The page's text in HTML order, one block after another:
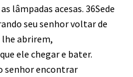
lâmpadas acesas. 36Sede
seu senhor voltar de
lhe abrirem,
ele chegar e bater.
senhor encontrar